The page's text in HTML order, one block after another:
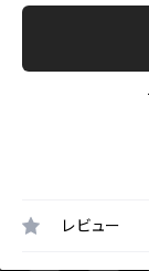
レビュー